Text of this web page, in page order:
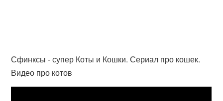
Сфинксы - супер Коты и Кошки. Сериал про кошек.
Видео про котов